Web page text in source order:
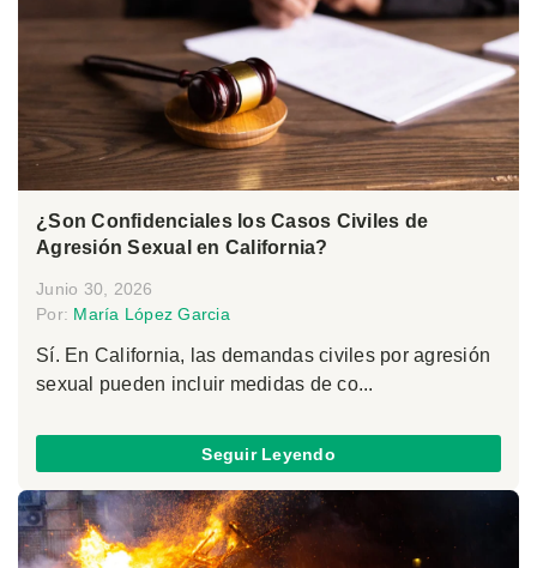
¿Son Confidenciales los Casos Civiles de
Agresión Sexual en California?
Junio 30, 2026
Por: María López Garcia
Sí. En California, las demandas civiles por agresión
sexual pueden incluir medidas de co...
Seguir Leyendo